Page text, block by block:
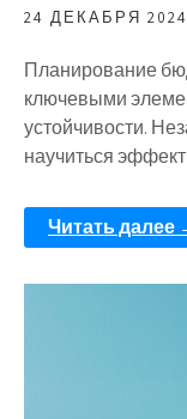
24 ДЕКАБРЯ 2024
Планирование
ключевыми
устойчивости.
научиться
Читать далее